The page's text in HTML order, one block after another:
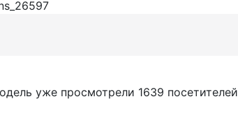
уже просмотрели 1639 посетителей